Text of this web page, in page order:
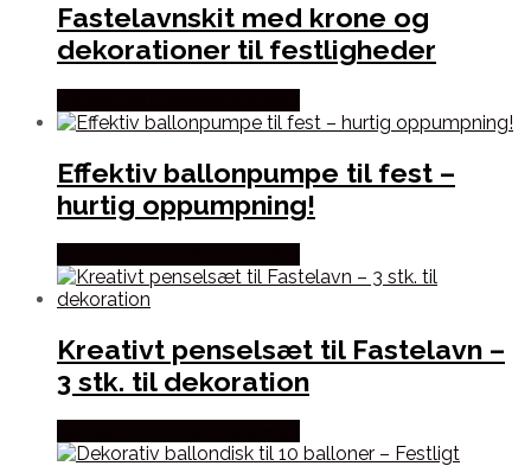
Fastelavnskit med krone og
dekorationer til festligheder
Effektiv ballonpumpe til fest –
hurtig oppumpning!
Kreativt penselsæt til Fastelavn –
3 stk. til dekoration